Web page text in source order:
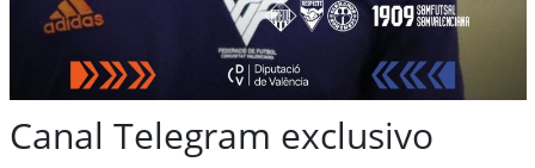
Canal Telegram exclusivo